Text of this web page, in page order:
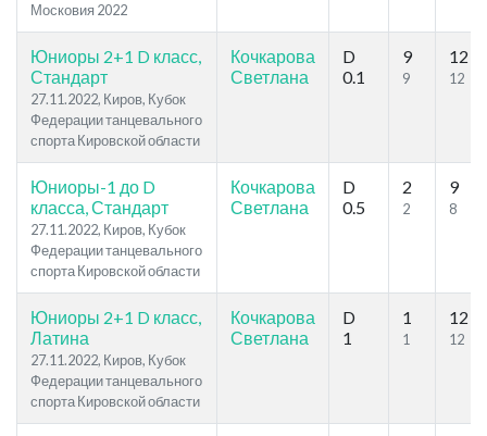
Московия 2022
Юниоры 2+1 D класс,
Стандарт
27.11.2022, Киров, Кубок
Федерации танцевального
спорта Кировской области
Кочкарова
Светлана
D
0.1
9
9
12
12
Юниоры-1 до D
класса, Стандарт
27.11.2022, Киров, Кубок
Федерации танцевального
спорта Кировской области
Кочкарова
Светлана
D
0.5
2
2
9
8
Юниоры 2+1 D класс,
Латина
27.11.2022, Киров, Кубок
Федерации танцевального
спорта Кировской области
Кочкарова
Светлана
D
1
1
1
12
12